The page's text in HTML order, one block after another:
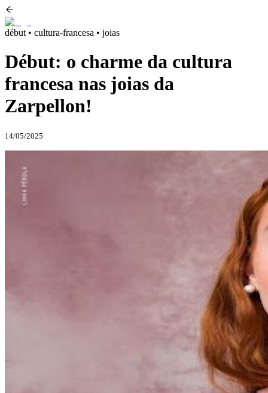
début • cultura-francesa • joias
Début: o charme da cultura
francesa nas joias da
Zarpellon!
14/05/2025